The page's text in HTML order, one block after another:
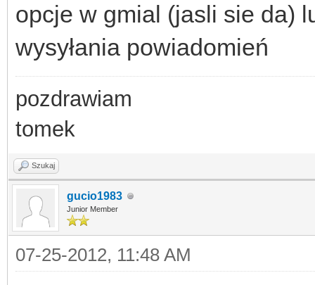
opcje w gmial (jasli sie da)
wysyłania powiadomień
pozdrawiam
tomek
Szukaj
gucio1983
Junior Member
07-25-2012, 11:48 AM